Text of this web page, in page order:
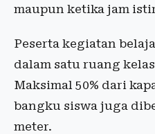
maupun ketika jam
Peserta kegiatan
dalam satu ruang
Maksimal 50% dari
bangku siswa juga
meter.